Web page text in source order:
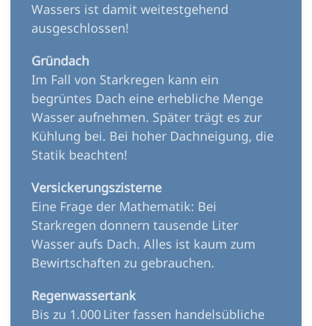
Wassers ist damit weitestgehend
ausgeschlossen!
Gründach
Im Fall von Starkregen kann ein
begrüntes Dach eine erhebliche Menge
Wasser aufnehmen. Später trägt es zur
Kühlung bei. Bei hoher Dachneigung, die
Statik beachten!
Versickerungszisterne
Eine Frage der Mathematik: Bei
Starkregen donnern tausende Liter
Wasser aufs Dach. Alles ist kaum zum
Bewirtschaften zu gebrauchen.
Regenwassertank
Bis zu 1.000 Liter fassen handelsübliche